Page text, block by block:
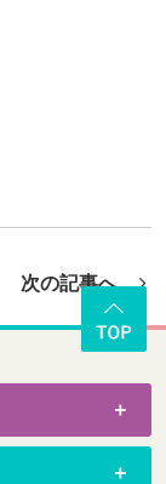
次の記事へ